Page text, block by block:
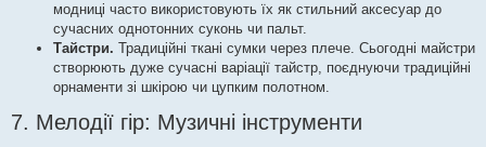
модниці часто використовують їх як стильний аксесуар до
сучасних однотонних суконь чи пальт.
Тайстри. Традиційні ткані сумки через плече. Сьогодні майстри
створюють дуже сучасні варіації тайстр, поєднуючи традиційні
орнаменти зі шкірою чи цупким полотном.
7. Мелодії гір: Музичні інструменти